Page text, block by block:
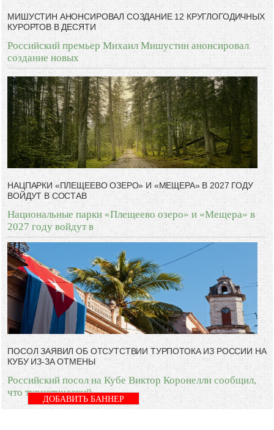
МИШУСТИН АНОНСИРОВАЛ СОЗДАНИЕ 12 КРУГЛОГОДИЧНЫХ
КУРОРТОВ В ДЕСЯТИ
Российский премьер Михаил Мишустин анонсировал
создание новых
НАЦПАРКИ «ПЛЕЩЕЕВО ОЗЕРО» И «МЕЩЕРА» В 2027 ГОДУ
ВОЙДУТ В СОСТАВ
Национальные парки «Плещеево озеро» и «Мещера» в
2027 году войдут в
ПОСОЛ ЗАЯВИЛ ОБ ОТСУТСТВИИ ТУРПОТОКА ИЗ РОССИИ НА
КУБУ ИЗ-ЗА ОТМЕНЫ
Российский посол на Кубе Виктор Коронелли сообщил,
что туристический
ДОБАВИТЬ БАННЕР